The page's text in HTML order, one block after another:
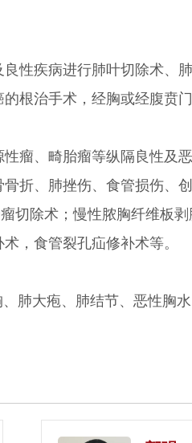
疾病进行肺叶切除术、肺
治手术，经胸或经腹贲
、畸胎瘤等纵隔良性及恶
、肺挫伤、食管损伤、创
除术；慢性脓胸纤维板剥
食管裂孔疝修补术等。
大疱、肺结节、恶性胸水